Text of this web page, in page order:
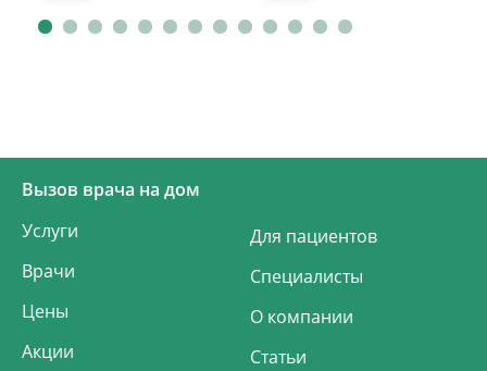
искреннем участии в жизни пациентов и
Вызов врача на дом
Услуги
Врачи
Цены
Акции
Для пациентов
Специалисты
О компании
Статьи